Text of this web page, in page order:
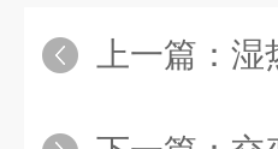
上一篇： 湿